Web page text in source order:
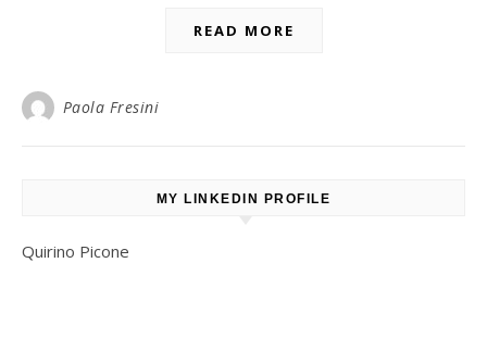
READ MORE
Paola Fresini
MY LINKEDIN PROFILE
Quirino Picone